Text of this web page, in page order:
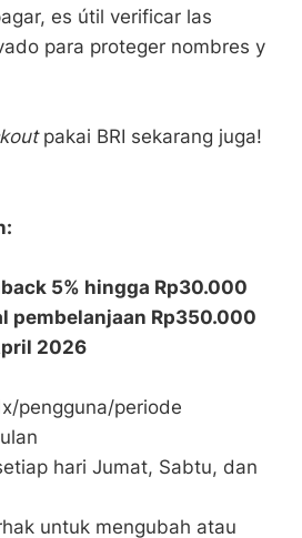
es útil verificar las
para proteger nombres y
pakai BRI sekarang juga!
5% hingga Rp30.000
pembelanjaan Rp350.000
2026
pengguna/periode
hari Jumat, Sabtu, dan
untuk mengubah atau